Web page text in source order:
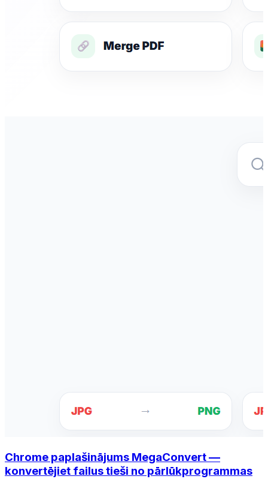
Chrome paplašinājums MegaConvert —
konvertējiet failus tieši no pārlūkprogrammas